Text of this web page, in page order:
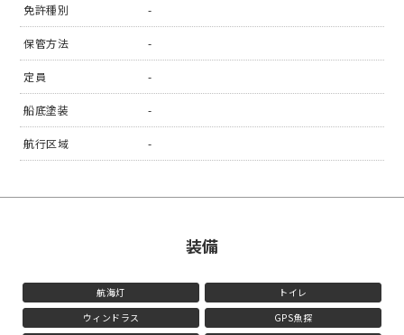
免許種別 -
保管方法 -
定員 -
船底塗装 -
航行区域 -
装備
航海灯
トイレ
ウィンドラス
GPS魚探